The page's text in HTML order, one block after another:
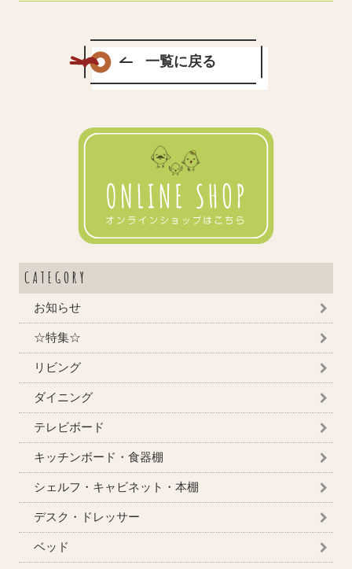
CATEGORY
お知らせ
☆特集☆
リビング
ダイニング
テレビボード
キッチンボード・食器棚
シェルフ・キャビネット・本棚
デスク・ドレッサー
ベッド
一覧に戻る